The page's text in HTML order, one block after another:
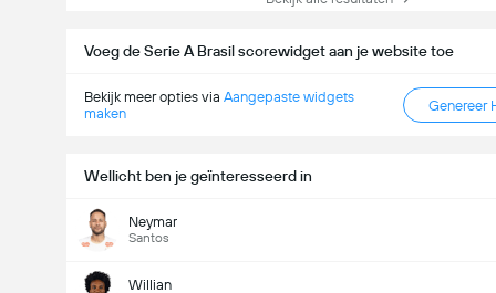
Voeg de Serie A Brasil scorewidget aan je website toe
Bekijk meer opties via Aangepaste widgets
maken
Genereer
Wellicht ben je geïnteresseerd in
Neymar
Santos
Willian